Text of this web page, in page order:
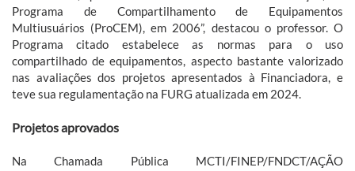
Programa de Compartilhamento de Equipamentos
Multiusuários (ProCEM), em 2006”, destacou o professor. O
Programa citado estabelece as normas para o uso
compartilhado de equipamentos, aspecto bastante valorizado
nas avaliações dos projetos apresentados à Financiadora, e
teve sua regulamentação na FURG atualizada em 2024.
Projetos aprovados
Na Chamada Pública MCTI/FINEP/FNDCT/AÇÃO